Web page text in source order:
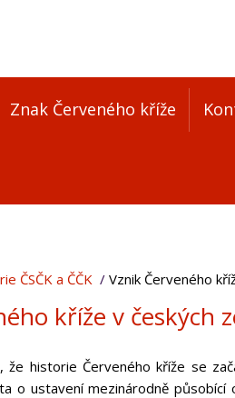
Znak Červeného kříže
ČSČK a ČČK Vznik Červeného
kříže v českých
že historie Červeného kříže se
o ustavení mezinárodně